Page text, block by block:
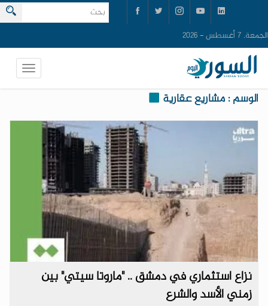
الجمعة, 7 أغسطس - 2026
الوسم : مشاريع عقارية
نزاع استثماري في دمشق .. "ماروتا سيتي" بين
زمني الأسد والشرع